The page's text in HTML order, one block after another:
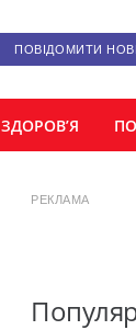
ПОВІДОМИТИ
ЗДОРОВ’Я
РЕКЛАМА